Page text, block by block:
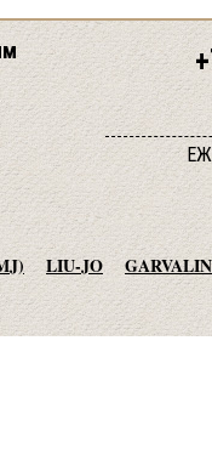
LIU-JO GARVALIN
TOO ADD JO NO FUI